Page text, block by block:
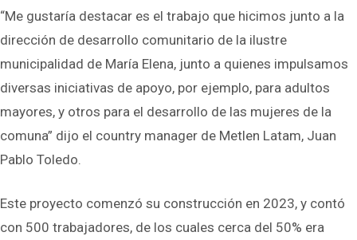
“Me gustaría destacar es el trabajo que hicimos junto a la
dirección de desarrollo comunitario de la ilustre
municipalidad de María Elena, junto a quienes impulsamos
diversas iniciativas de apoyo, por ejemplo, para adultos
mayores, y otros para el desarrollo de las mujeres de la
comuna” dijo el country manager de Metlen Latam, Juan
Pablo Toledo.
Este proyecto comenzó su construcción en 2023, y contó
con 500 trabajadores, de los cuales cerca del 50% era